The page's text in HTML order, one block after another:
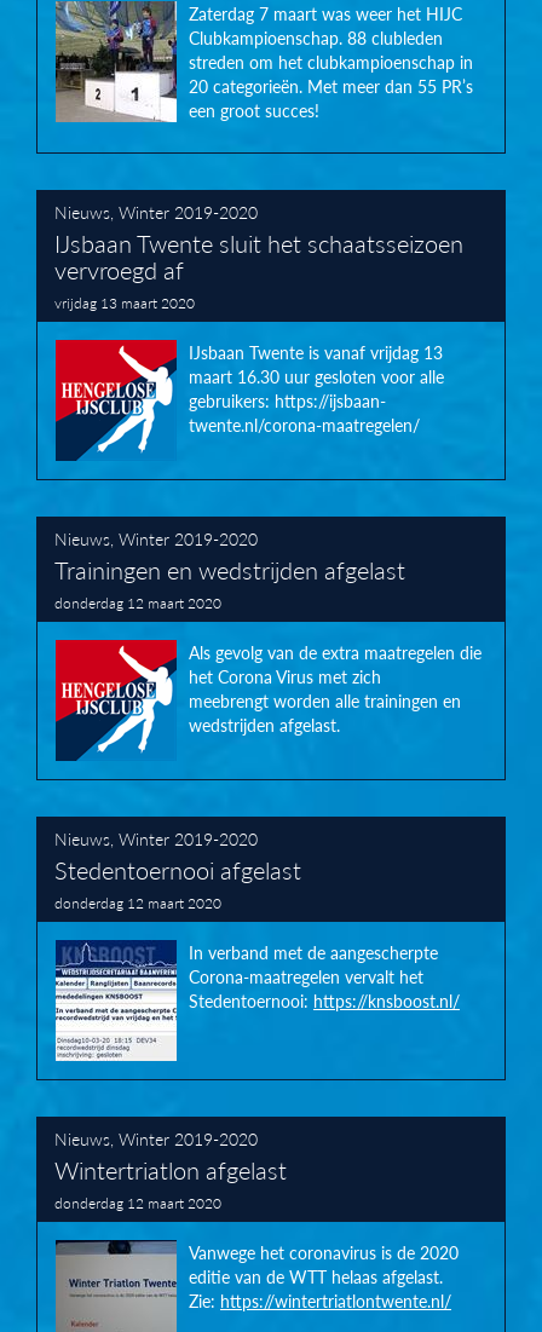
Zaterdag 7 maart was weer het HIJC
Clubkampioenschap. 88 clubleden
streden om het clubkampioenschap in
20 categorieën. Met meer dan 55 PR’s
een groot succes!
Nieuws Winter 2019-2020
IJsbaan Twente sluit het schaatsseizoen
vervroegd af
vrijdag 13 maart 2020
IJsbaan Twente is vanaf vrijdag 13
maart 16.30 uur gesloten voor alle
gebruikers: https://ijsbaan-
twente.nl/corona-maatregelen/
Nieuws Winter 2019-2020
Trainingen en wedstrijden afgelast
donderdag 12 maart 2020
Als gevolg van de extra maatregelen die
het Corona Virus met zich
meebrengt worden alle trainingen en
wedstrijden afgelast.
Nieuws Winter 2019-2020
Stedentoernooi afgelast
donderdag 12 maart 2020
In verband met de aangescherpte
Corona-maatregelen vervalt het
Stedentoernooi: https://knsboost.nl/
Nieuws Winter 2019-2020
Wintertriatlon afgelast
donderdag 12 maart 2020
Vanwege het coronavirus is de 2020
editie van de WTT helaas afgelast.
Zie: https://wintertriatlontwente.nl/